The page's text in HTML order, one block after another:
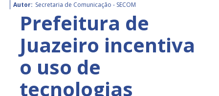
Autor: Secretaria de Comunicação - SECOM
Prefeitura de
Juazeiro incentiva
o uso de
tecnologias